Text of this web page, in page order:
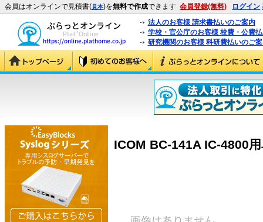
会員はオンラインで見積書(見本)を無料で作成できます 会員登録(無料) ログイン
法人のお客様 請求書払いのご案内
学校・官公庁のお客様 校費・公費
研究機関のお客様 科研費払いのご
ICOM BC-141A IC-4800